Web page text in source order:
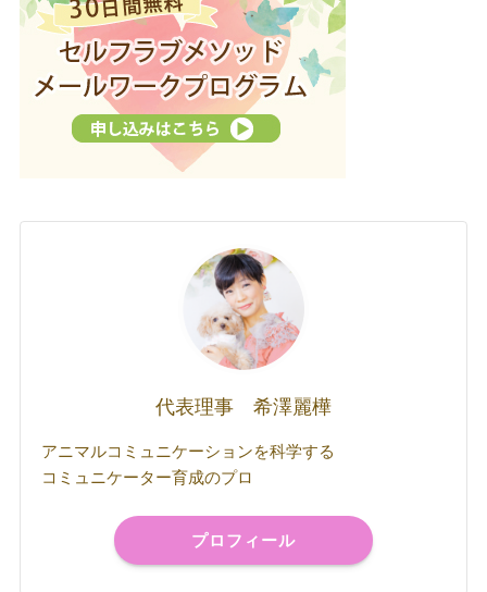
代表理事 希澤麗樺
アニマルコミュニケーションを科学する
コミュニケーター育成のプロ
プロフィール